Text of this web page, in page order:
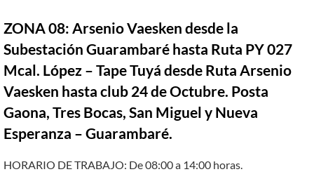
ZONA 08: Arsenio Vaesken desde la
Subestación Guarambaré hasta Ruta PY 027
Mcal. López – Tape Tuyá desde Ruta Arsenio
Vaesken hasta club 24 de Octubre. Posta
Gaona, Tres Bocas, San Miguel y Nueva
Esperanza – Guarambaré.
HORARIO DE TRABAJO: De 08:00 a 14:00 horas.